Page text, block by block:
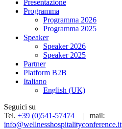
Presentazione
Programma
Programma 2026
Programma 2025
Speaker
Speaker 2026
Speaker 2025
Partner
Platform B2B
Italiano
English (UK)
Seguici su
Tel. +39 (0)541-57474 | mail:
info@wellnesshospitalityconference.it